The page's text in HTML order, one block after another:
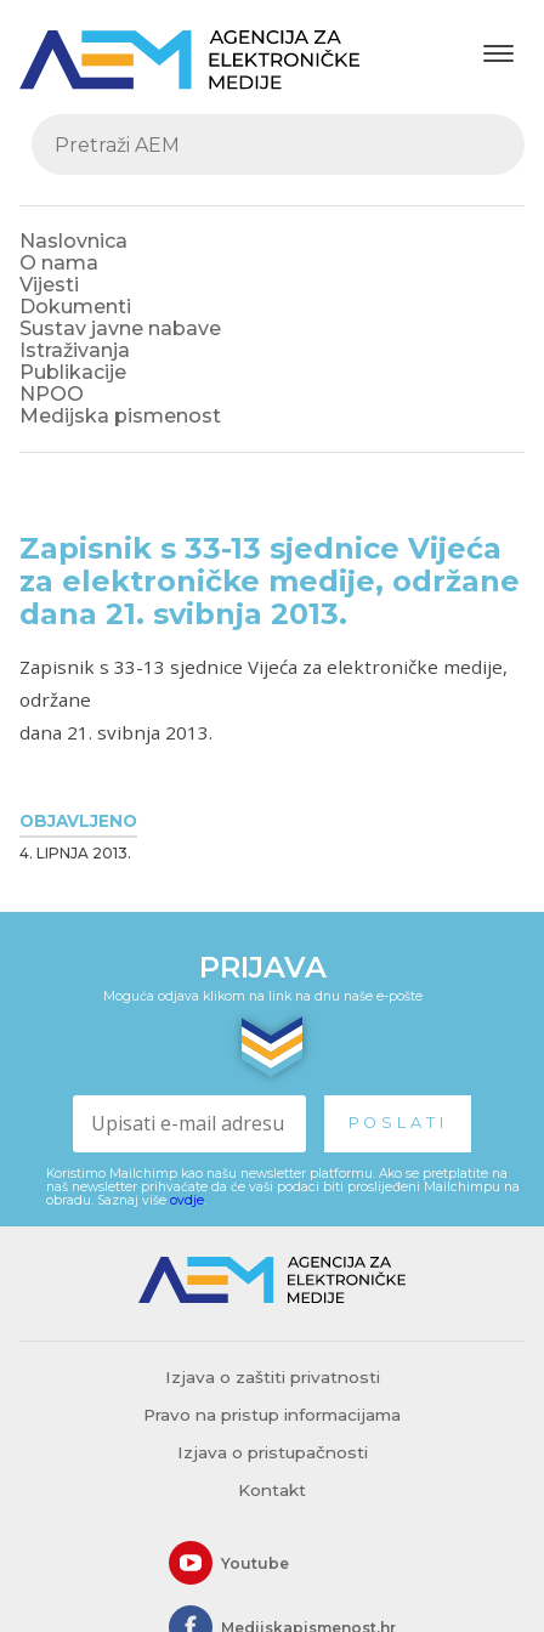
Naslovnica
O nama
Vijesti
Dokumenti
Sustav javne nabave
Istraživanja
Publikacije
NPOO
Medijska pismenost
OBJAVLJENO
4. LIPNJA 2013.
Zapisnik s 33-13 sjednice Vijeća
za elektroničke medije, održane
dana 21. svibnja 2013.
Zapisnik s 33-13 sjednice Vijeća za elektroničke medije,
održane
dana 21. svibnja 2013.
PRIJAVA
Moguća odjava klikom na link na dnu naše e-pošte
Koristimo Mailchimp kao našu newsletter platformu. Ako se pretplatite na
naš newsletter prihvaćate da će vaši podaci biti proslijeđeni Mailchimpu na
obradu. Saznaj više ovdje
Izjava o zaštiti privatnosti
Pravo na pristup informacijama
Izjava o pristupačnosti
Kontakt
Youtube
Medijskapismenost.hr